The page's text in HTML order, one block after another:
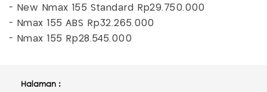
- New Nmax 155 Standard Rp29.750.000
- Nmax 155 ABS Rp32.265.000
- Nmax 155 Rp28.545.000
Halaman :